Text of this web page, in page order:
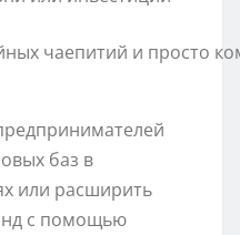
чаепитий и просто
баз в
или расширить
с помощью